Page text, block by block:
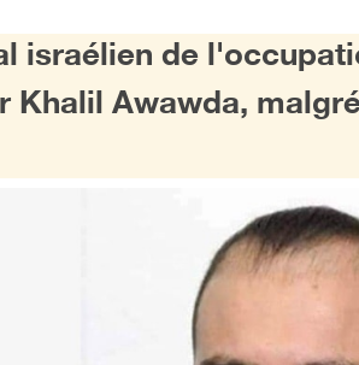
israélien de
Khalil Awawda,